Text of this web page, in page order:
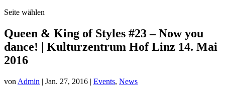
Seite wählen
Queen & King of Styles #23 – Now you
dance! | Kulturzentrum Hof Linz 14. Mai
2016
von Admin | Jan. 27, 2016 | Events, News